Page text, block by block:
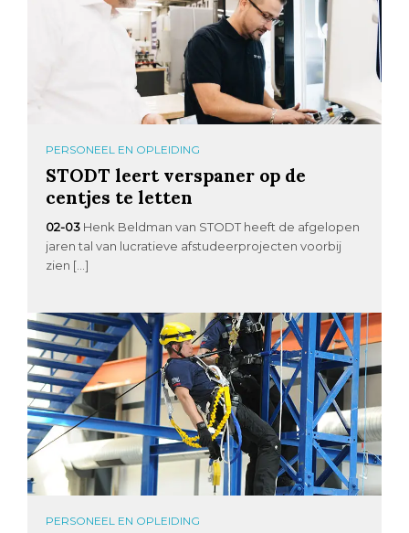
PERSONEEL EN OPLEIDING
STODT leert verspaner op de
centjes te letten
02-03 Henk Beldman van STODT heeft de afgelopen
jaren tal van lucratieve afstudeerprojecten voorbij
zien […]
PERSONEEL EN OPLEIDING